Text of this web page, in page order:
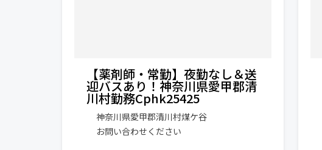
【薬剤師・常勤】夜勤なし＆送
迎バスあり！神奈川県愛甲郡清
川村勤務Cphk25425
神奈川県愛甲郡清川村煤ケ谷
お問い合わせください